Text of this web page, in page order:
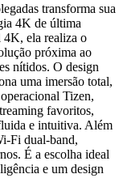
transforma sua
4K de última
4K, ela realiza o
próxima ao
nítidos. O design
uma imersão total,
Tizen,
favoritos,
e intuitiva. Além
Fi dual-band,
É a escolha ideal
e um design